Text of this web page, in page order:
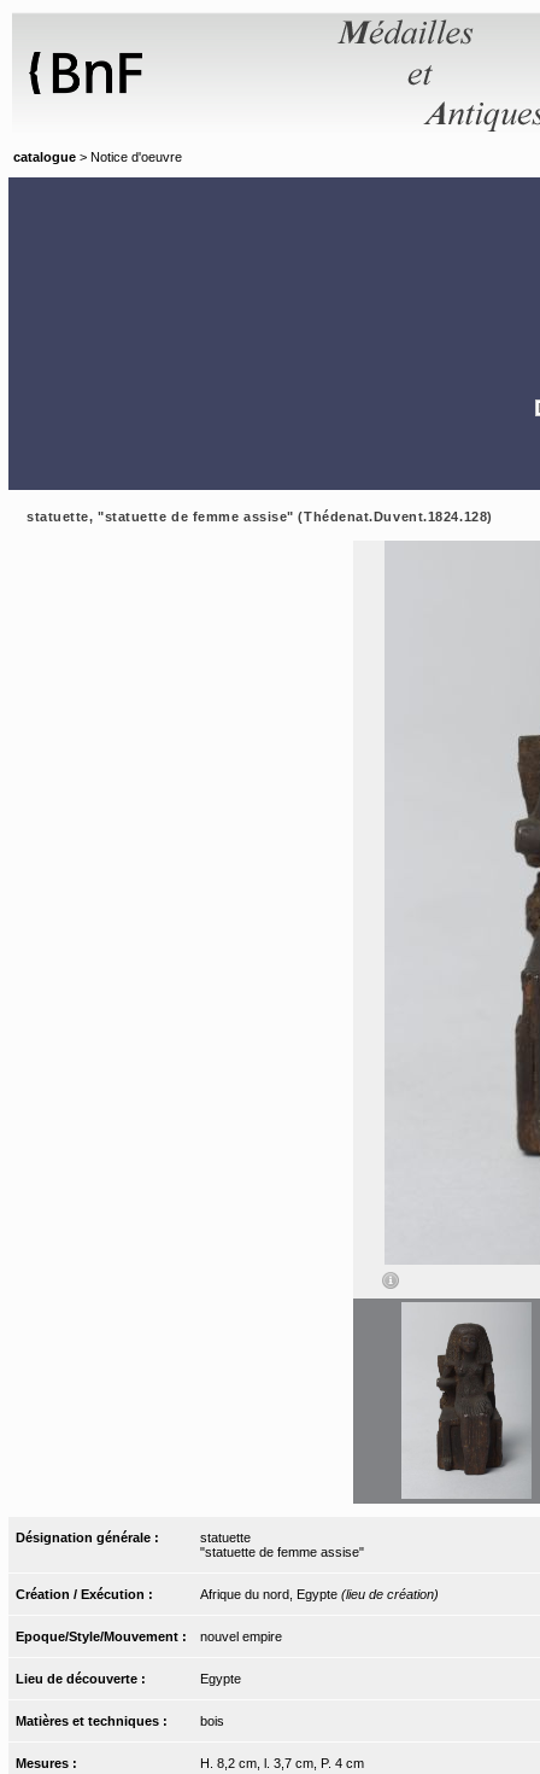
catalogue > Notice d'oeuvre
statuette, "statuette de femme assise" (Thédenat.Duvent.1824.128)
Désignation générale :
statuette
"statuette de femme assise"
Création / Exécution : Afrique du nord, Egypte (lieu de création)
Epoque/Style/Mouvement : nouvel empire
Lieu de découverte : Egypte
Matières et techniques : bois
Mesures : H. 8,2 cm, l. 3,7 cm, P. 4 cm